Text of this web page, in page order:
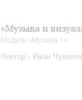
«Музыка и
Модуль «Музыка +»
Лектор - Иван